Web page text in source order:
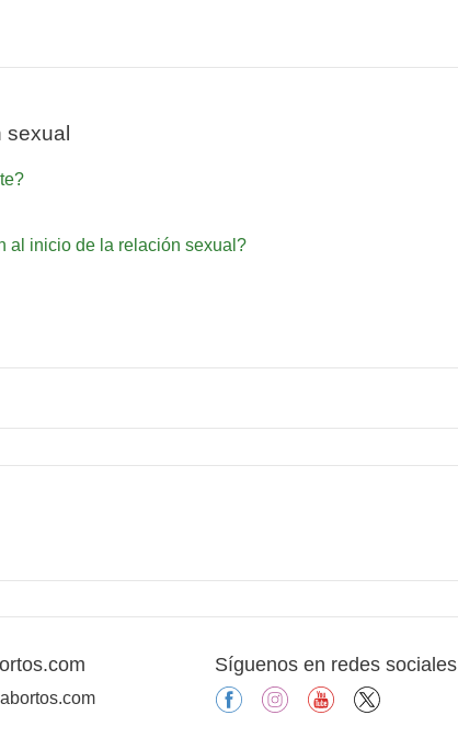
al inicio de la relación sexual?
Síguenos en redes sociales
facebookinstagramyoutube